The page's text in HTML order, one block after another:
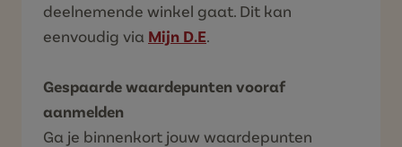
deelnemende winkel gaat. Dit kan
eenvoudig via Mijn D.E.
Gespaarde waardepunten vooraf
aanmelden
Ga je binnenkort jouw waardepunten